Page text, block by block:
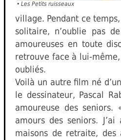
• Les Petits ruisseaux
village. Pendant ce
solitaire, n’oublie pas
amoureuses en toute
retrouve face à lui-
oubliés.
Voilà un autre film né
le dessinateur, Pascal
amoureuse des seniors.
amours des seniors.
maisons de retraite, des